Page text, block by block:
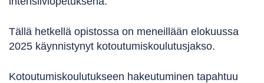
Tällä hetkellä opistossa on meneillään elokuussa
2025 käynnistynyt kotoutumiskoulutusjakso.
Kotoutumiskoulutukseen hakeutuminen tapahtuu